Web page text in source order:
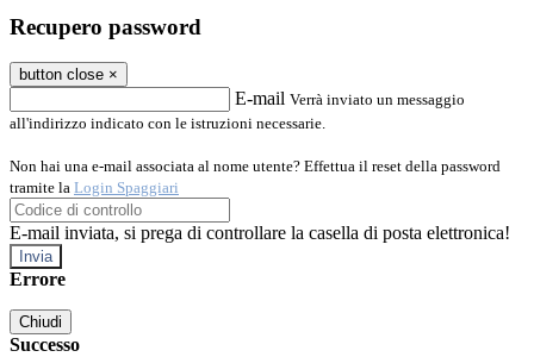
Recupero password
button close ×
E-mail Verrà inviato un messaggio
all'indirizzo indicato con le istruzioni necessarie.
Non hai una e-mail associata al nome utente? Effettua il reset della password
tramite la Login Spaggiari
E-mail inviata, si prega di controllare la casella di posta elettronica!
Errore
Chiudi
Successo